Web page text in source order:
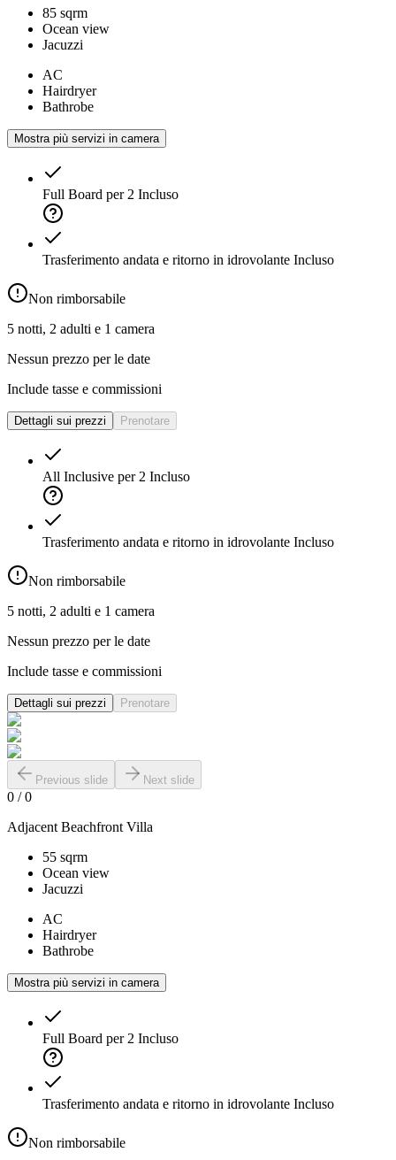
85 sqrm
Ocean view
Jacuzzi
AC
Hairdryer
Bathrobe
Mostra più servizi in camera
Full Board per 2 Incluso
Trasferimento andata e ritorno in idrovolante Incluso
Non rimborsabile
5 notti, 2 adulti e 1 camera
Nessun prezzo per le date
Include tasse e commissioni
Dettagli sui prezzi Prenotare
All Inclusive per 2 Incluso
Trasferimento andata e ritorno in idrovolante Incluso
Non rimborsabile
5 notti, 2 adulti e 1 camera
Nessun prezzo per le date
Include tasse e commissioni
Dettagli sui prezzi Prenotare
Previous slide Next slide
0 /0
Adjacent Beachfront Villa
55 sqrm
Ocean view
Jacuzzi
AC
Hairdryer
Bathrobe
Mostra più servizi in camera
Full Board per 2 Incluso
Trasferimento andata e ritorno in idrovolante Incluso
Non rimborsabile